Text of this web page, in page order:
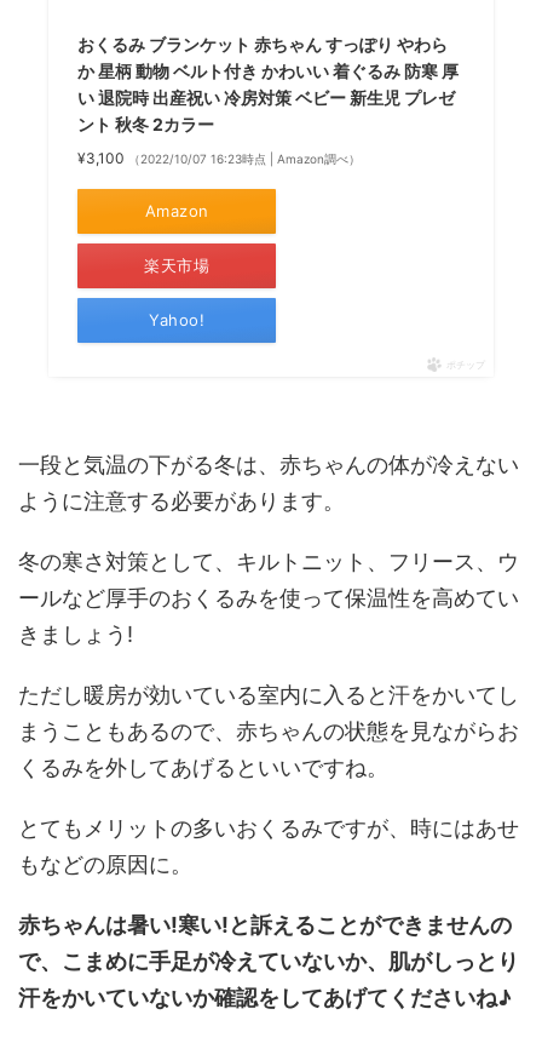
おくるみ ブランケット 赤ちゃん すっぽり やわら
か 星柄 動物 ベルト付き かわいい 着ぐるみ 防寒 厚
い 退院時 出産祝い 冷房対策 ベビー 新生児 プレゼ
ント 秋冬 2カラー
¥3,100 （2022/10/07 16:23時点 | Amazon調べ）
Amazon
楽天市場
Yahoo!
ポチップ
一段と気温の下がる冬は、赤ちゃんの体が冷えない
ように注意する必要があります。
冬の寒さ対策として、キルトニット、フリース、ウ
ールなど厚手のおくるみを使って保温性を高めてい
きましょう!
ただし暖房が効いている室内に入ると汗をかいてし
まうこともあるので、赤ちゃんの状態を見ながらお
くるみを外してあげるといいですね。
とてもメリットの多いおくるみですが、時にはあせ
もなどの原因に。
赤ちゃんは暑い!寒い!と訴えることができませんの
で、こまめに手足が冷えていないか、肌がしっとり
汗をかいていないか確認をしてあげてくださいね♪